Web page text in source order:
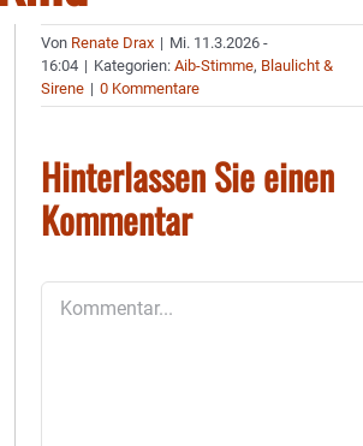
Von Renate Drax | Mi. 11.3.2026 -
16:04 | Kategorien:Aib-Stimme, Blaulicht &
Sirene | 0 Kommentare
Hinterlassen Sie einen
Kommentar